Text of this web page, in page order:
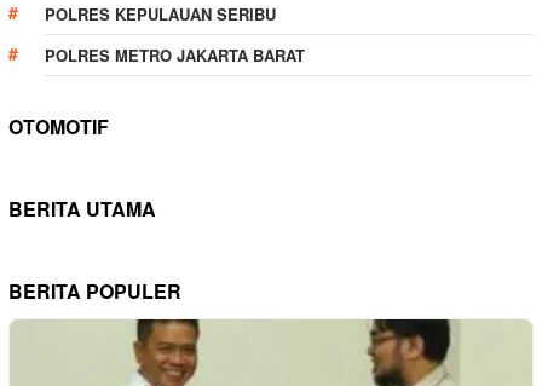
POLRES KEPULAUAN SERIBU
POLRES METRO JAKARTA BARAT
OTOMOTIF
BERITA UTAMA
BERITA POPULER